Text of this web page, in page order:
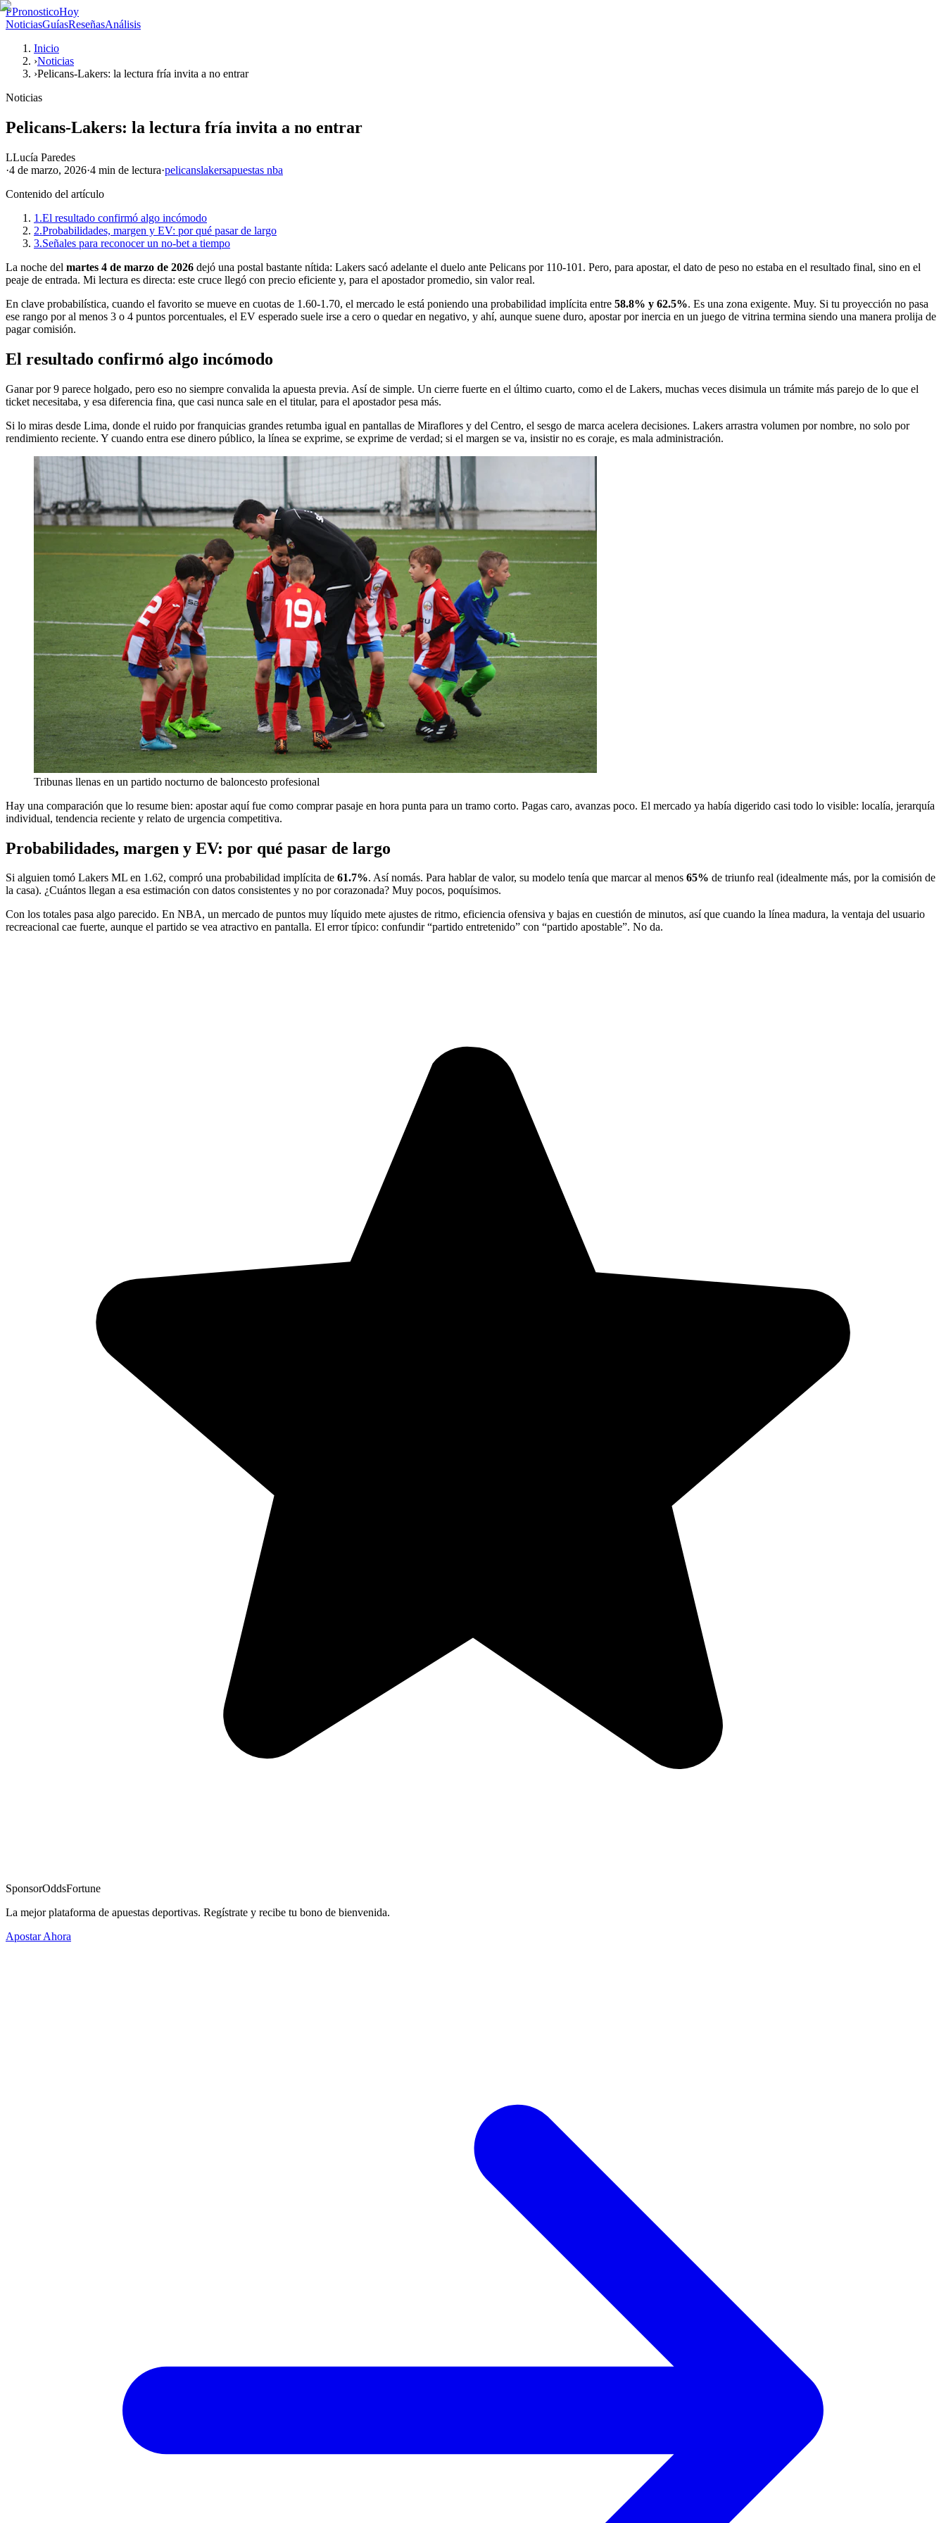
PPronosticoHoy
NoticiasGuíasReseñasAnálisis
Inicio
›Noticias
›Pelicans-Lakers: la lectura fría invita a no entrar
Noticias
Pelicans-Lakers: la lectura fría invita a no entrar
LLucía Paredes
·4 de marzo, 2026·4 min de lectura·pelicanslakersapuestas nba
Contenido del artículo
1.El resultado confirmó algo incómodo
2.Probabilidades, margen y EV: por qué pasar de largo
3.Señales para reconocer un no-bet a tiempo
La noche del martes 4 de marzo de 2026 dejó una postal bastante nítida: Lakers sacó adelante el duelo ante Pelicans por 110-101. Pero, para apostar, el dato de peso no estaba en el resultado final, sino en el
peaje de entrada. Mi lectura es directa: este cruce llegó con precio eficiente y, para el apostador promedio, sin valor real.
En clave probabilística, cuando el favorito se mueve en cuotas de 1.60-1.70, el mercado le está poniendo una probabilidad implícita entre 58.8% y 62.5%. Es una zona exigente. Muy. Si tu proyección no pasa
ese rango por al menos 3 o 4 puntos porcentuales, el EV esperado suele irse a cero o quedar en negativo, y ahí, aunque suene duro, apostar por inercia en un juego de vitrina termina siendo una manera prolija de
pagar comisión.
El resultado confirmó algo incómodo
Ganar por 9 parece holgado, pero eso no siempre convalida la apuesta previa. Así de simple. Un cierre fuerte en el último cuarto, como el de Lakers, muchas veces disimula un trámite más parejo de lo que el
ticket necesitaba, y esa diferencia fina, que casi nunca sale en el titular, para el apostador pesa más.
Si lo miras desde Lima, donde el ruido por franquicias grandes retumba igual en pantallas de Miraflores y del Centro, el sesgo de marca acelera decisiones. Lakers arrastra volumen por nombre, no solo por
rendimiento reciente. Y cuando entra ese dinero público, la línea se exprime, se exprime de verdad; si el margen se va, insistir no es coraje, es mala administración.
Tribunas llenas en un partido nocturno de baloncesto profesional
Hay una comparación que lo resume bien: apostar aquí fue como comprar pasaje en hora punta para un tramo corto. Pagas caro, avanzas poco. El mercado ya había digerido casi todo lo visible: localía, jerarquía
individual, tendencia reciente y relato de urgencia competitiva.
Probabilidades, margen y EV: por qué pasar de largo
Si alguien tomó Lakers ML en 1.62, compró una probabilidad implícita de 61.7%. Así nomás. Para hablar de valor, su modelo tenía que marcar al menos 65% de triunfo real (idealmente más, por la comisión de
la casa). ¿Cuántos llegan a esa estimación con datos consistentes y no por corazonada? Muy pocos, poquísimos.
Con los totales pasa algo parecido. En NBA, un mercado de puntos muy líquido mete ajustes de ritmo, eficiencia ofensiva y bajas en cuestión de minutos, así que cuando la línea madura, la ventaja del usuario
recreacional cae fuerte, aunque el partido se vea atractivo en pantalla. El error típico: confundir “partido entretenido” con “partido apostable”. No da.
SponsorOddsFortune
La mejor plataforma de apuestas deportivas. Regístrate y recibe tu bono de bienvenida.
Apostar Ahora